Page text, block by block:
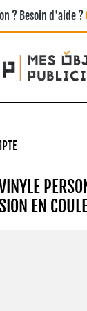
? Besoin d'aide ?
EN